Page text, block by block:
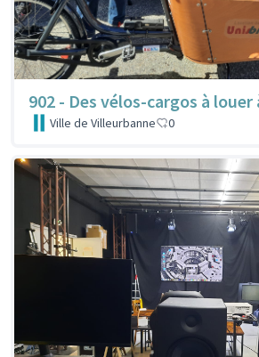
902 - Des vélos-cargos à
Ville de Villeurbanne 0